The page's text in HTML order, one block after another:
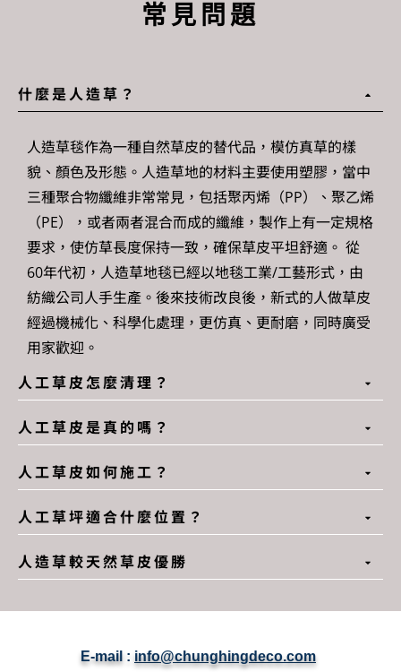
常見問題
什麼是人造草？
人造草毯作為一種自然草皮的替代品，模仿真草的樣
貌、顏色及形態。人造草地的材料主要使用塑膠，當中
三種聚合物纖維非常常見，包括聚丙烯（PP）、聚乙烯
（PE），或者兩者混合而成的纖維，製作上有一定規格
要求，使仿草長度保持一致，確保草皮平坦舒適。 從
60年代初，人造草地毯已經以地毯工業/工藝形式，由
紡織公司人手生產。後來技術改良後，新式的人做草皮
經過機械化、科學化處理，更仿真、更耐磨，同時廣受
用家歡迎。
人工草皮怎麼清理？
人工草皮是真的嗎？
人工草皮如何施工？
人工草坪適合什麼位置？
人造草較天然草皮優勝
E-mail : info@chunghingdeco.com